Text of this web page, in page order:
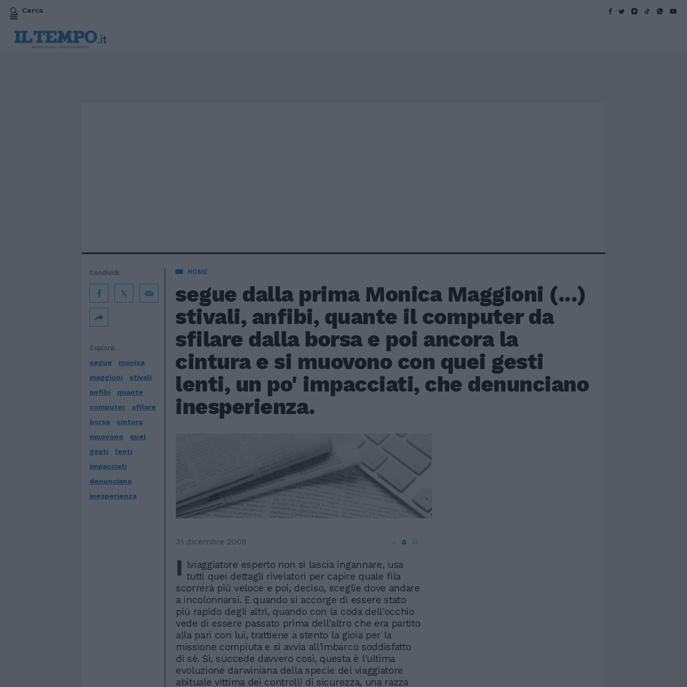
Cerca
HOME
segue dalla prima Monica Maggioni (...)
stivali, anfibi, quante il computer da
sfilare dalla borsa e poi ancora la
cintura e si muovono con quei gesti
lenti, un po' impacciati, che denunciano
inesperienza.
Esplora:
segue
monica
maggioni
stivali
anfibi
quante
computer
sfilare
borsa
cintura
muovono
quei
gesti
lenti
impacciati
denunciano
inesperienza
Condividi:
31 dicembre 2009 a
I lviaggiatore esperto non si lascia ingannare, usa
tutti quei dettagli rivelatori per capire quale fila
scorrerà più veloce e poi, deciso, sceglie dove andare
a incolonnarsi. E quando si accorge di essere stato
più rapido degli altri, quando con la coda dell'occhio
vede di essere passato prima dell'altro che era partito
alla pari con lui, trattiene a stento la gioia per la
missione compiuta e si avvia all'imbarco soddisfatto
di sé. Sì, succede davvero così, questa è l'ultima
evoluzione darwiniana della specie del viaggiatore
abituale vittima dei controlli di sicurezza, una razza